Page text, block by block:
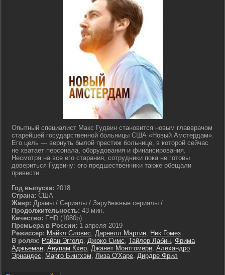
Опытный специалист Макс Гудвин становится новым главврачом
старейшей государственной больницы США «Новый Амстердам».
Его цель — вернуть былой престиж больнице, в которой сейчас
не хватает персонала, оборудования и финансирования.
Несмотря на все его старания, сотрудники пока не готовы
довериться Гудвину: его предшественники также обещали
привести...
Год выпуска: 2018
Страна: США
Жанр: Драмы / Сериалы / Зарубежные сериалы / ..
Продолжительность: 43 мин.
Качество: FHD (1080p)
Премьера в России: 1 апреля 2019
Режиссер: Майкл Словис, Дарнелл Мартин, Ник Гомез
В ролях: Райан Эгголд, Джоко Симс, Тайлер Лабин, Фрима
Аджьеман, Анупам Кхер, Джанет Монтгомери, Алехандро
Эрнандес, Марго Бингхэм, Лиза О'Харе, Дирдре Фрил